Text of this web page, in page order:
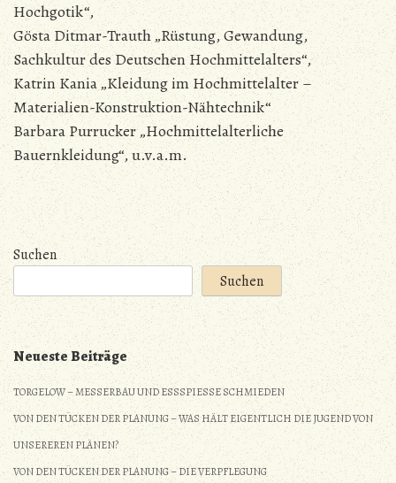
Hochgotik“,
Gösta Ditmar-Trauth „Rüstung, Gewandung,
Sachkultur des Deutschen Hochmittelalters“,
Katrin Kania „Kleidung im Hochmittelalter –
Materialien-Konstruktion-Nähtechnik“
Barbara Purrucker „Hochmittelalterliche
Bauernkleidung“, u.v.a.m.
Suchen
Suchen
Neueste Beiträge
TORGELOW – MESSERBAU UND ESSSPIESSE SCHMIEDEN
VON DEN TÜCKEN DER PLANUNG – WAS HÄLT EIGENTLICH DIE JUGEND VON
UNSEREREN PLÄNEN?
VON DEN TÜCKEN DER PLANUNG – DIE VERPFLEGUNG